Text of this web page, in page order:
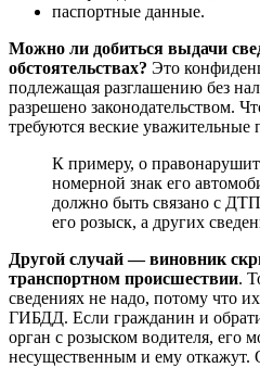
паспортные данные.
Можно ли добиться выдачи
обстоятельствах? Это
подлежащая разглашению без
разрешено законодательством.
требуются веские уважительные
К примеру, о
номерной знак его
должно быть связано с
его розыск, а других
Другой случай — виновник
транспортном происшествии.
сведениях не надо, потому что
ГИБДД. Если гражданин и
орган с розыском водителя, его
несущественным и ему откажут.